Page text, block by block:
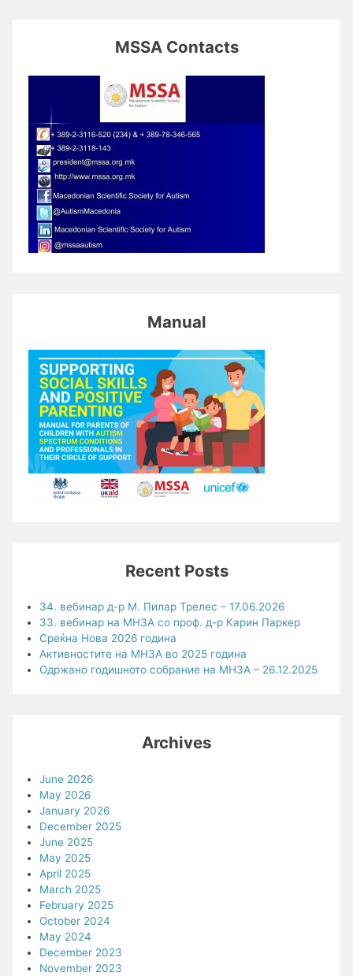
MSSA Contacts
Manual
Recent Posts
34. вебинар д-р М. Пилар Трелес – 17.06.2026
33. вебинар на МНЗА со проф. д-р Карин Паркер
Среќна Нова 2026 година
Активностите на МНЗА во 2025 година
Одржано годишното собрание на МНЗА – 26.12.2025
Archives
June 2026
May 2026
January 2026
December 2025
June 2025
May 2025
April 2025
March 2025
February 2025
October 2024
May 2024
December 2023
November 2023